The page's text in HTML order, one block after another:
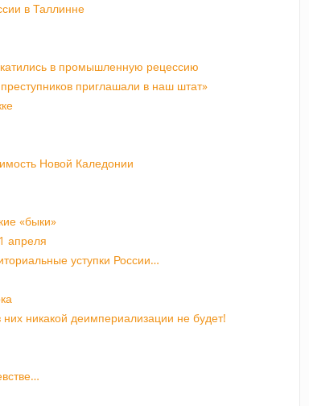
в Таллинне
в промышленную рецессию
приглашали в наш штат»
Новой Каледонии
«быки»
апреля
уступки России…
никакой деимпериализации не будет!